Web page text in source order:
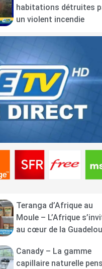
habitations détruites
un violent incendie
Teranga d’Afrique au
Moule – L’Afrique
au cœur de la
Canady – La gamme
capillaire naturelle